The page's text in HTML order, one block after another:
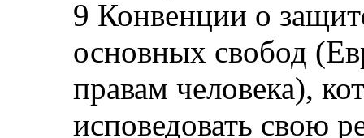
9 Конвенции о
основных свобод
правам человека),
исповедовать свою